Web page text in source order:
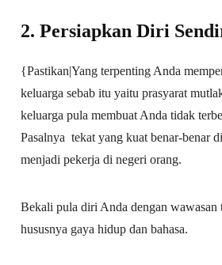
2. Persiapkan Diri
{Pastikan|Yang terpenting Anda
keluarga sebab itu yaitu prasyarat
keluarga pula membuat Anda tidak
Pasalnya tekat yang kuat benar-benar
menjadi pekerja di negeri orang.
Bekali pula diri Anda dengan wawasan
hususnya gaya hidup dan bahasa.